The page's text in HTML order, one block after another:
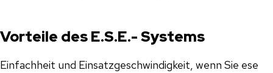
Vorteile des E.S.E.- Systems
Einfachheit und Einsatzgeschwindigkeit, wenn Sie ese